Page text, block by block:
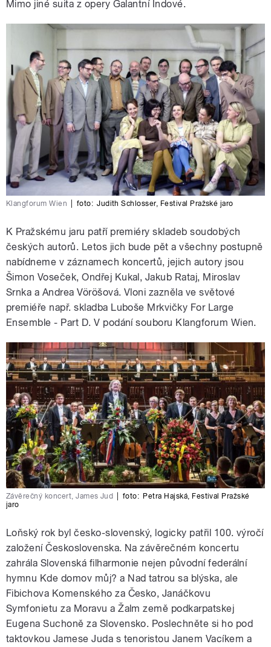
Mimo jiné suita z opery Galantní Indové.
Klangforum Wien foto: Judith Schlosser, Festival Pražské jaro
K Pražskému jaru patří premiéry skladeb soudobých
českých autorů. Letos jich bude pět a všechny postupně
nabídneme v záznamech koncertů, jejich autory jsou
Šimon Voseček, Ondřej Kukal, Jakub Rataj, Miroslav
Srnka a Andrea Vöröšová. Vloni zazněla ve světové
premiéře např. skladba Luboše Mrkvičky For Large
Ensemble - Part D. V podání souboru Klangforum Wien.
Závěrečný koncert, James Jud foto: Petra Hajská, Festival Pražské
jaro
Loňský rok byl česko-slovenský, logicky patřil 100. výročí
založení Československa. Na závěrečném koncertu
zahrála Slovenská filharmonie nejen původní federální
hymnu Kde domov můj? a Nad tatrou sa blýska, ale
Fibichova Komenského za Česko, Janáčkovu
Symfonietu za Moravu a Žalm země podkarpatskej
Eugena Suchoně za Slovensko. Poslechněte si ho pod
taktovkou Jamese Juda s tenoristou Janem Vacíkem a